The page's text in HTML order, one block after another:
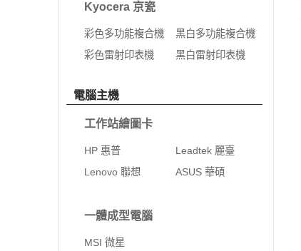
Kyocera 京瓷
彩色多功能複合機
黑白多功能複合機
彩色雷射印表機
黑白雷射印表機
電腦主機
工作站繪圖卡
HP 惠普
Leadtek 麗臺
Lenovo 聯想
ASUS 華碩
一體成型電腦
MSI 微星